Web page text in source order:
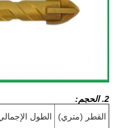
2. الحجم:
القطر (متري)
الطول الإجمالي